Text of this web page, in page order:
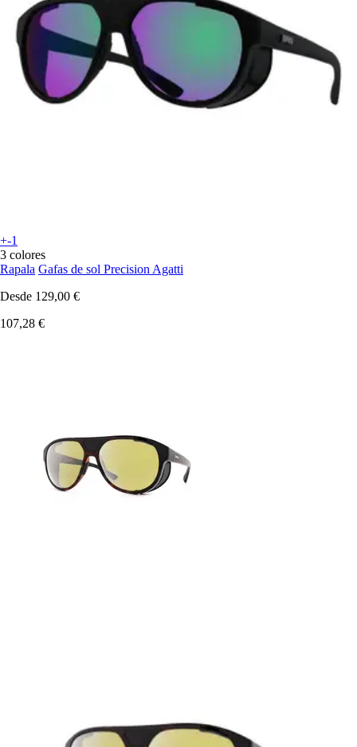
+-1
3 colores
Rapala Gafas de sol Precision Agatti
Desde 129,00 €
107,28 €